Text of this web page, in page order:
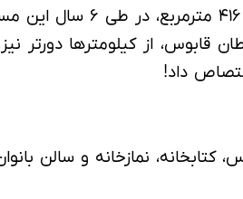
نمازخانه و سالن